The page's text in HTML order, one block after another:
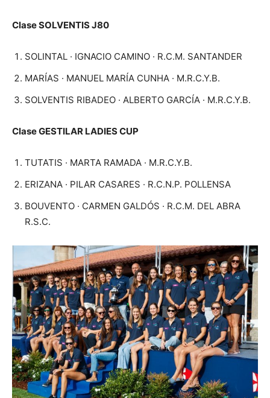
Clase SOLVENTIS J80
SOLINTAL · IGNACIO CAMINO · R.C.M. SANTANDER
MARÍAS · MANUEL MARÍA CUNHA · M.R.C.Y.B.
SOLVENTIS RIBADEO · ALBERTO GARCÍA · M.R.C.Y.B.
Clase GESTILAR LADIES CUP
TUTATIS · MARTA RAMADA · M.R.C.Y.B.
ERIZANA · PILAR CASARES · R.C.N.P. POLLENSA
BOUVENTO · CARMEN GALDÓS · R.C.M. DEL ABRA
R.S.C.